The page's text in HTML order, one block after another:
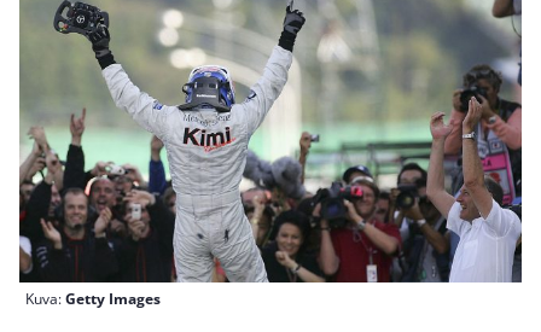
Kuva:Getty Images